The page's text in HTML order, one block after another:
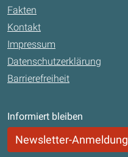
Fakten
Kontakt
Impressum
Datenschutzerklärung
Barrierefreiheit
Informiert bleiben
Newsletter-Anmeldung